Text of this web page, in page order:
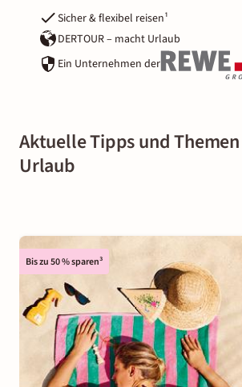
Sicher & flexibel reisen¹
DERTOUR – macht Urlaub
Ein Unternehmen der
Aktuelle Tipps und
Urlaub
Bis zu 50 % sparen³